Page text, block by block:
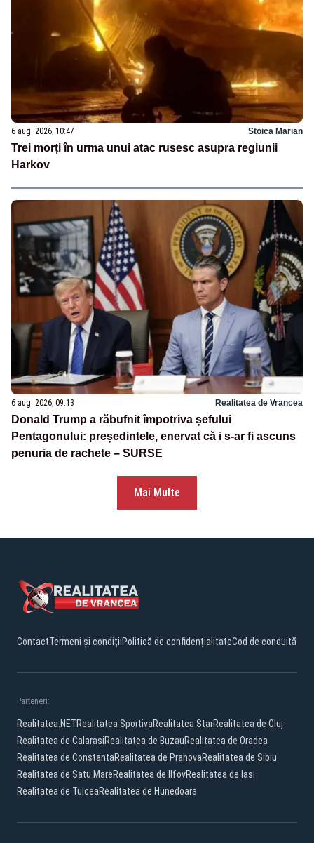
6 aug. 2026, 10:47 Stoica Marian
Trei morți în urma unui atac rusesc asupra regiunii
Harkov
6 aug. 2026, 09:13 Realitatea de Vrancea
Donald Trump a răbufnit împotriva șefului
Pentagonului: președintele, enervat că i s-ar fi ascuns
penuria de rachete – SURSE
Mai Multe
ContactTermeni și condițiiPolitică de confidențialitateCod de conduită
Parteneri:
Realitatea.NETRealitatea SportivaRealitatea StarRealitatea de Cluj
Realitatea de CalarasiRealitatea de BuzauRealitatea de Oradea
Realitatea de ConstantaRealitatea de PrahovaRealitatea de Sibiu
Realitatea de Satu MareRealitatea de IlfovRealitatea de Iasi
Realitatea de TulceaRealitatea de Hunedoara